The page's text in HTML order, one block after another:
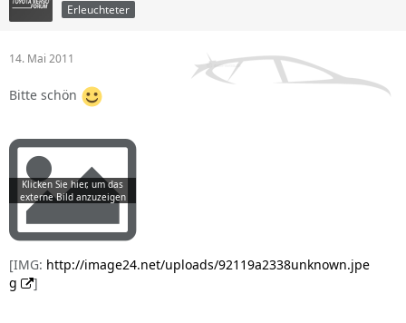
Erleuchteter
14. Mai 2011
Bitte schön
[IMG: http://image24.net/uploads/92119a2338unknown.jpe
g
]